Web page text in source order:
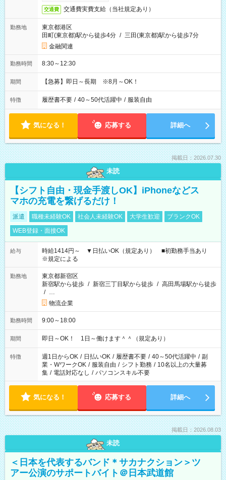
交通費 交通費実費支給（当社規定あり）
勤務地
東京都港区
田町(東京都)駅から徒歩4分 / 三田(東京都)駅から徒歩7分
金融関連
勤務時間 8:30～12:30
期間 【急募】即日～長期 ※8月～OK！
特徴 履歴書不要 / 40～50代活躍中 / 服装自由
気になる！ 応募する 詳細へ
掲載日：2026.07.30
未読
【シフト自由・現金手渡しOK】iPhoneなどス
マホの充電を繋げるだけ！
派遣 職種未経験OK 社会人未経験OK 大学生歓迎
ブランクOK
WEB登録・面接OK
給与
時給1414円～ ▼日払いOK（規定あり） ■初勤務手当あり
※規定による
勤務地
東京都新宿区
新宿駅から徒歩 / 新宿三丁目駅から徒歩 / 高田馬場駅から徒歩
/ …
物流企業
勤務時間 9:00～18:00
期間 即日～OK！ 1日～働けます＾＾（規定あり）
特徴 週1日からOK / 日払いOK / 履歴書不要 / 40～50代活躍中 / 副
業・WワークOK / 服装自由 / シフト勤務 / 10名以上の大量募
集 / 電話対応なし / パソコンスキル不要
気になる！ 応募する 詳細へ
掲載日：2026.08.03
未読
＜日本を代表するバンド＊サカナクション＞ツ
アー公演のサポートバイト＠日本武道館